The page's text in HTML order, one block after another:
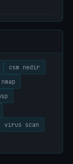
csm nedir
nmap
virus scan